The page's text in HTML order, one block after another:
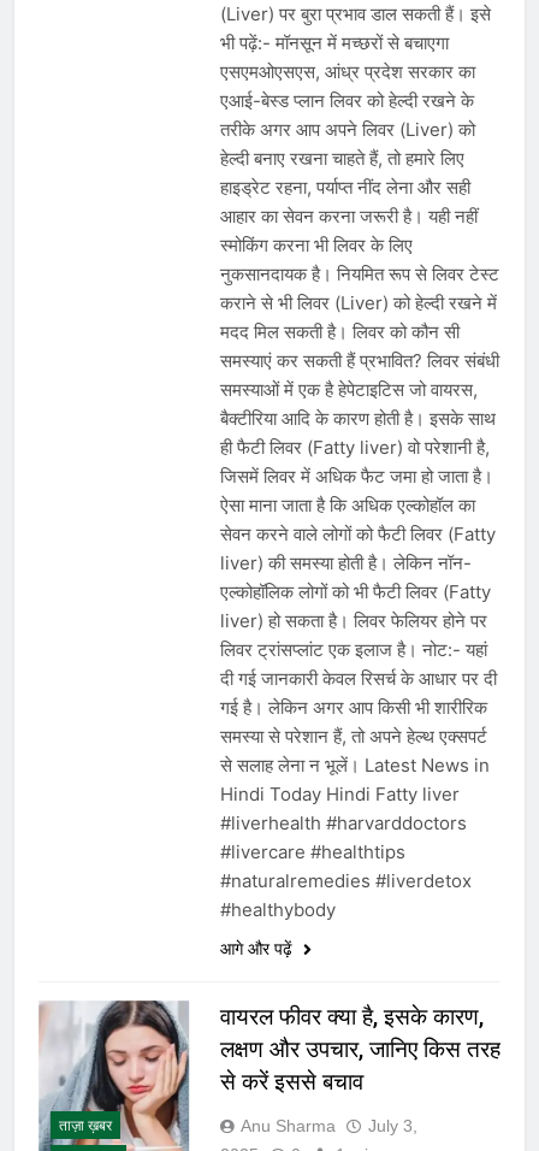
(Liver) पर बुरा प्रभाव डाल सकती हैं। इसे
भी पढ़ें:- मॉनसून में मच्छरों से बचाएगा
एसएमओएसएस, आंध्र प्रदेश सरकार का
एआई-बेस्ड प्लान लिवर को हेल्दी रखने के
तरीके अगर आप अपने लिवर (Liver) को
हेल्दी बनाए रखना चाहते हैं, तो हमारे लिए
हाइड्रेट रहना, पर्याप्त नींद लेना और सही
आहार का सेवन करना जरूरी है। यही नहीं
स्मोकिंग करना भी लिवर के लिए
नुकसानदायक है। नियमित रूप से लिवर टेस्ट
कराने से भी लिवर (Liver) को हेल्दी रखने में
मदद मिल सकती है। लिवर को कौन सी
समस्याएं कर सकती हैं प्रभावित? लिवर संबंधी
समस्याओं में एक है हेपेटाइटिस जो वायरस,
बैक्टीरिया आदि के कारण होती है। इसके साथ
ही फैटी लिवर (Fatty liver) वो परेशानी है,
जिसमें लिवर में अधिक फैट जमा हो जाता है।
ऐसा माना जाता है कि अधिक एल्कोहॉल का
सेवन करने वाले लोगों को फैटी लिवर (Fatty
liver) की समस्या होती है। लेकिन नॉन-
एल्कोहॉलिक लोगों को भी फैटी लिवर (Fatty
liver) हो सकता है। लिवर फेलियर होने पर
लिवर ट्रांसप्लांट एक इलाज है। नोट:- यहां
दी गई जानकारी केवल रिसर्च के आधार पर दी
गई है। लेकिन अगर आप किसी भी शारीरिक
समस्या से परेशान हैं, तो अपने हेल्थ एक्सपर्ट
से सलाह लेना न भूलें। Latest News in
Hindi Today Hindi Fatty liver
#liverhealth #harvarddoctors
#livercare #healthtips
#naturalremedies #liverdetox
#healthybody
आगे और पढ़ें
ताज़ा ख़बर
वायरल फीवर क्या है, इसके कारण,
लक्षण और उपचार, जानिए किस तरह
से करें इससे बचाव
Anu Sharma
July 3,